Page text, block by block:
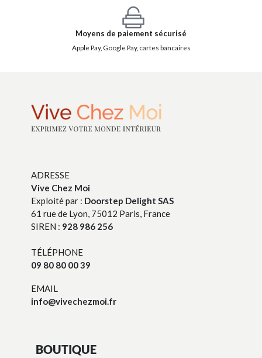
Moyens de paiement sécurisé
Apple Pay, Google Pay, cartes bancaires
ADRESSE
Vive Chez Moi
Exploité par : Doorstep Delight SAS
61 rue de Lyon, 75012 Paris, France
SIREN : 928 986 256
TÉLÉPHONE
09 80 80 00 39
EMAIL
info@vivechezmoi.fr
BOUTIQUE